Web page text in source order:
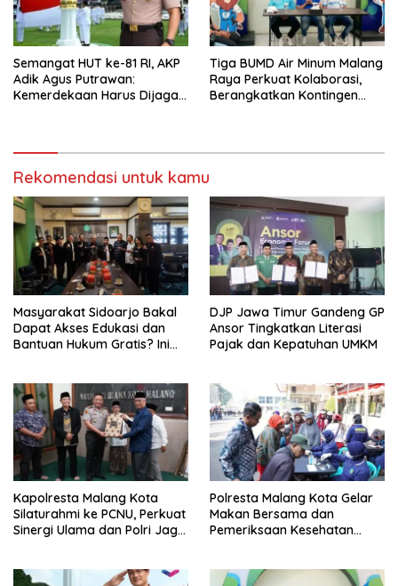
Semangat HUT ke-81 RI, AKP
Adik Agus Putrawan:
Kemerdekaan Harus Dijaga
Tiga BUMD Air Minum Malang
Raya Perkuat Kolaborasi,
Berangkatkan Kontingen
Rekomendasi untuk kamu
Masyarakat Sidoarjo Bakal
Dapat Akses Edukasi dan
Bantuan Hukum Gratis? Ini
DJP Jawa Timur Gandeng GP
Ansor Tingkatkan Literasi
Pajak dan Kepatuhan UMKM
Kapolresta Malang Kota
Silaturahmi ke PCNU, Perkuat
Sinergi Ulama dan Polri Jaga
Polresta Malang Kota Gelar
Makan Bersama dan
Pemeriksaan Kesehatan